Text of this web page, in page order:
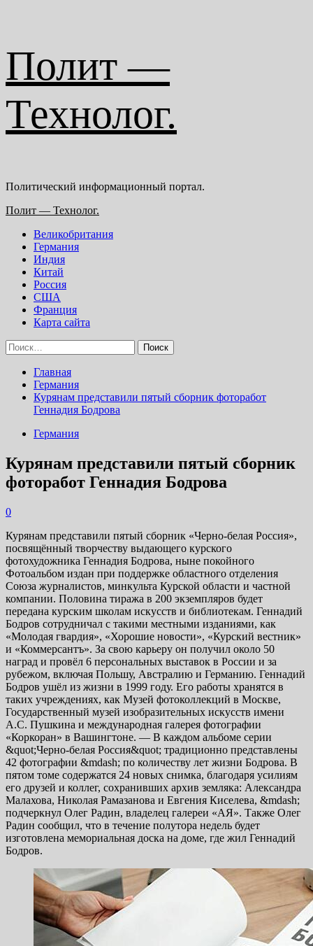
содержимому
Полит —
Технолог.
Политический информационный портал.
Основное
Полит — Технолог.
Великобритания
Германия
Индия
Китай
Россия
США
Франция
Карта сайта
Найти:
Главная
Германия
Курянам представили пятый сборник фоторабот
Геннадия Бодрова
Германия
Курянам представили пятый сборник
фоторабот Геннадия Бодрова
0
Курянам представили пятый сборник «Черно-белая Россия»,
посвящённый творчеству выдающего курского
фотохудожника Геннадия Бодрова, ныне покойного
Фотоальбом издан при поддержке областного отделения
Союза журналистов, минкульта Курской области и частной
компании. Половина тиража в 200 экземпляров будет
передана курским школам искусств и библиотекам. Геннадий
Бодров сотрудничал с такими местными изданиями, как
«Молодая гвардия», «Хорошие новости», «Курский вестник»
и «Коммерсантъ». За свою карьеру он получил около 50
наград и провёл 6 персональных выставок в России и за
рубежом, включая Польшу, Австралию и Германию. Геннадий
Бодров ушёл из жизни в 1999 году. Его работы хранятся в
таких учреждениях, как Музей фотоколлекций в Москве,
Государственный музей изобразительных искусств имени
А.С. Пушкина и международная галерея фотографии
«Коркоран» в Вашингтоне. — В каждом альбоме серии
&quot;Черно-белая Россия&quot; традиционно представлены
42 фотографии &mdash; по количеству лет жизни Бодрова. В
пятом томе содержатся 24 новых снимка, благодаря усилиям
его друзей и коллег, сохранивших архив земляка: Александра
Малахова, Николая Рамазанова и Евгения Киселева, &mdash;
подчеркнул Олег Радин, владелец галереи «АЯ». Также Олег
Радин сообщил, что в течение полутора недель будет
изготовлена мемориальная доска на доме, где жил Геннадий
Бодров.